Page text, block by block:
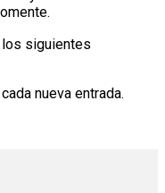
los siguientes
nueva entrada.